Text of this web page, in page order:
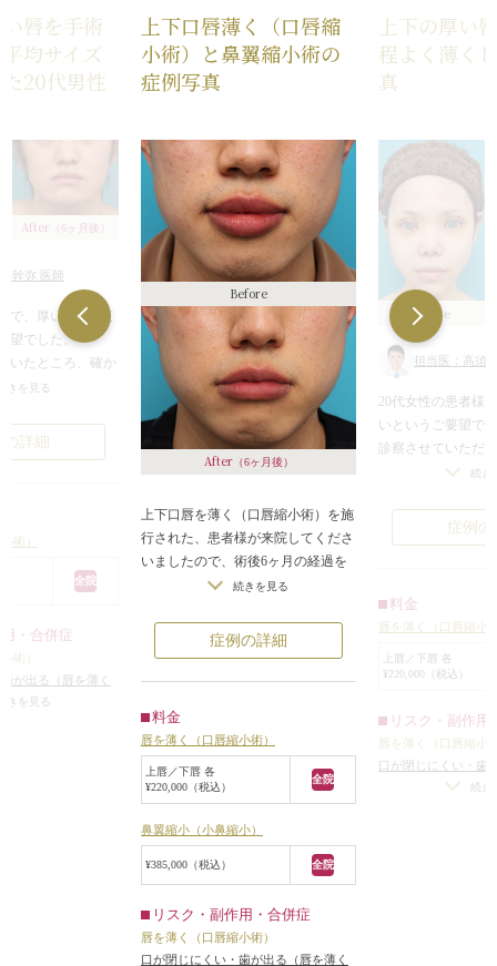
唇を手術
均サイズ
20代男性
After （6ヶ月後）
幹弥 医師
で、厚い唇を薄く
望でした。
いたところ、確か
であり、同年代の
感じない、バラン
下に、唇の濡れて
いる部分を中心に
した。
）は切除しません
（溶ける糸）で縫
きを見る
詳細
術）
全院
・合併症
術）
が出る（唇を薄く
仕上がりのわずかな
きを見る
上下口唇薄く（口唇縮
小術）と鼻翼縮小術の
症例写真
Before
After（6ヶ月後）
上下口唇を薄く（口唇縮小術）を施
行された、患者様が来院してくださ
いましたので、術後6ヶ月の経過を
ご紹介します。
たので、口唇縮小術をお勧めしまし
た。
また、鼻の横幅に比べて口の横幅が
いる要因と考えましたので、鼻翼縮
小術もお勧めしました。
口唇はやりすぎない範囲で薄く出来
たかと思います。
いようになっていると思います。
続きを見る
症例の詳細
料金
唇を薄く（口唇縮小術）
上唇／下唇 各
¥220,000（税込）
全院
鼻翼縮小（小鼻縮小）
¥385,000（税込） 全院
リスク・副作用・合併症
唇を薄く（口唇縮小術）
口が閉じにくい・歯が出る（唇を薄く
上下の厚い
程よく薄く
真
Before
担当医：高須
20代女性の患者様
いというご要望で
診察させていただ
に唇は日本人の平
また、口元がやや
ありました。
強調されていまし
唇が厚く、口元が
の形がやや前方に
な形をしていまし
で、上下の唇をお
ずつ薄くすること
唇の粘膜と一緒に
続き
症例
料金
唇を薄く（口唇縮小
上唇／下唇 各
¥220,000（税込）
リスク・副作用
唇を薄く（口唇縮小
口が閉じにくい・歯
しすぎた場合）
仕
続き